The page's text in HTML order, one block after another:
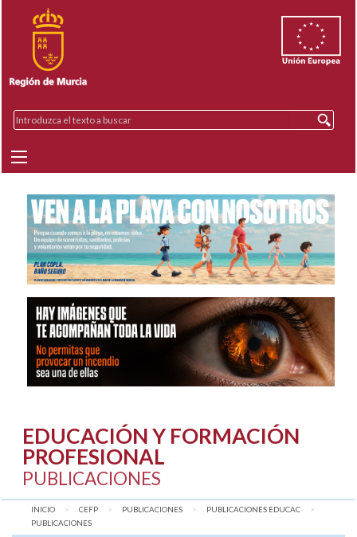
EDUCACIÓN Y FORMACIÓN
PROFESIONAL
PUBLICACIONES
INICIO CEFP PUBLICACIONES
PUBLICACIONES EDUCAC
AQUÍ:
PUBLICACIONES